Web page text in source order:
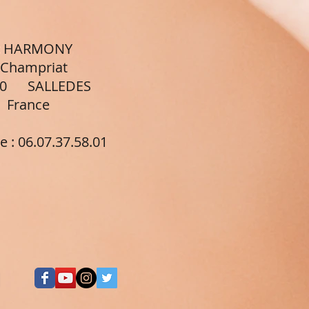
: 06.07.37.58.01